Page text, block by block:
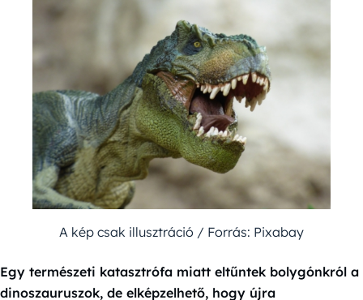
A kép csak illusztráció / Forrás: Pixabay
Egy természeti katasztrófa miatt eltűntek bolygónkról a
dinoszauruszok, de elképzelhető, hogy újra